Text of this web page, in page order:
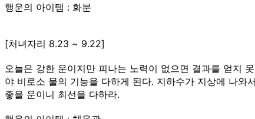
행운의 아이템 : 화분
[처녀자리 8.23 ~ 9.22]
오늘은 강한 운이지만 피나는 노력이 없으면 결과를 얻지
야 비로소 물의 기능을 다하게 된다. 지하수가 지상에 나
좋을 운이니 최선을 다하라.